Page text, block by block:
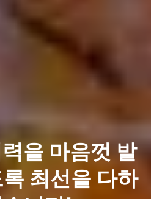
을 마음껏 발
최선을 다하